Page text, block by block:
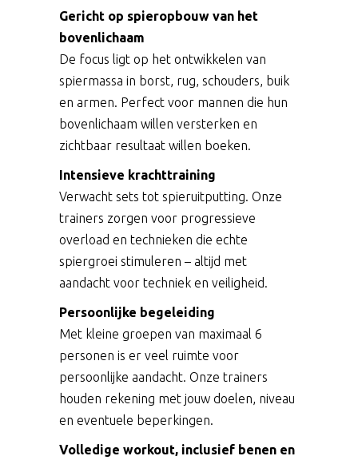
Gericht op spieropbouw van het
bovenlichaam
De focus ligt op het ontwikkelen van
spiermassa in borst, rug, schouders, buik
en armen. Perfect voor mannen die hun
bovenlichaam willen versterken en
zichtbaar resultaat willen boeken.
Intensieve krachttraining
Verwacht sets tot spieruitputting. Onze
trainers zorgen voor progressieve
overload en technieken die echte
spiergroei stimuleren – altijd met
aandacht voor techniek en veiligheid.
Persoonlijke begeleiding
Met kleine groepen van maximaal 6
personen is er veel ruimte voor
persoonlijke aandacht. Onze trainers
houden rekening met jouw doelen, niveau
en eventuele beperkingen.
Volledige workout, inclusief benen en